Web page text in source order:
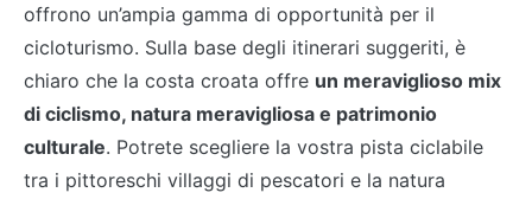
offrono un’ampia gamma di opportunità per il
cicloturismo. Sulla base degli itinerari suggeriti, è
chiaro che la costa croata offre un meraviglioso mix
di ciclismo, natura meravigliosa e patrimonio
culturale. Potrete scegliere la vostra pista ciclabile
tra i pittoreschi villaggi di pescatori e la natura